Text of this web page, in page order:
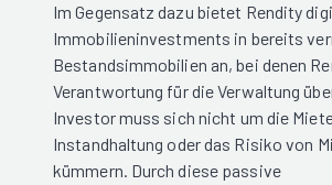
Im Gegensatz dazu bietet Rendity
Immobilieninvestments in bereits
Bestandsimmobilien an, bei denen
Verantwortung für die Verwaltung
Investor muss sich nicht um die
Instandhaltung oder das Risiko von
kümmern. Durch diese passive